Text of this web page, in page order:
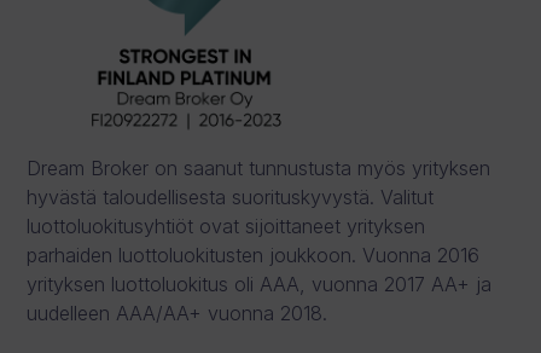
Dream Broker on saanut tunnustusta myös yrityksen
hyvästä taloudellisesta suorituskyvystä. Valitut
luottoluokitusyhtiöt ovat sijoittaneet yrityksen
parhaiden luottoluokitusten joukkoon. Vuonna 2016
yrityksen luottoluokitus oli AAA, vuonna 2017 AA+ ja
uudelleen AAA/AA+ vuonna 2018.